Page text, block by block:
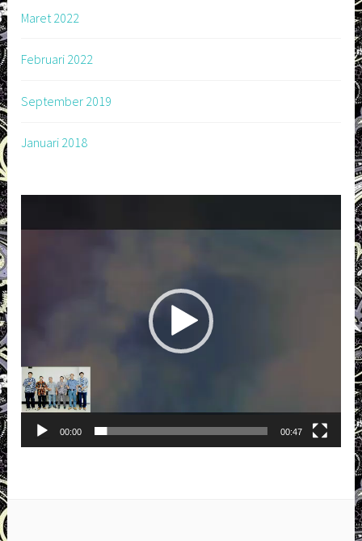
Maret 2022
Februari 2022
September 2019
Januari 2018
00:00 00:47